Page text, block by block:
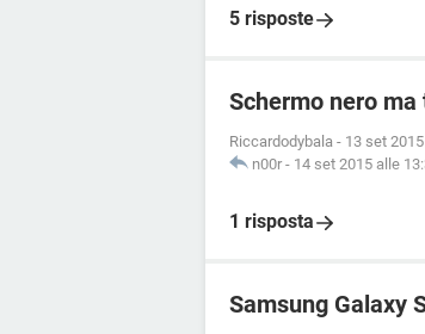
5 risposte
Schermo nero
Riccardodybala - 13 set
n00r - 14 set 2015 alle
1 risposta
Samsung Galaxy